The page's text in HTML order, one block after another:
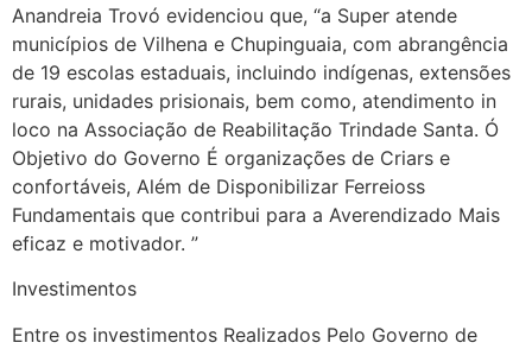
Anandreia Trovó evidenciou que, “a Super atende
municípios de Vilhena e Chupinguaia, com abrangência
de 19 escolas estaduais, incluindo indígenas, extensões
rurais, unidades prisionais, bem como, atendimento in
loco na Associação de Reabilitação Trindade Santa. Ó
Objetivo do Governo É organizações de Criars e
confortáveis, Além de Disponibilizar Ferreioss
Fundamentais que contribui para a Averendizado Mais
eficaz e motivador. ”
Investimentos
Entre os investimentos Realizados Pelo Governo de